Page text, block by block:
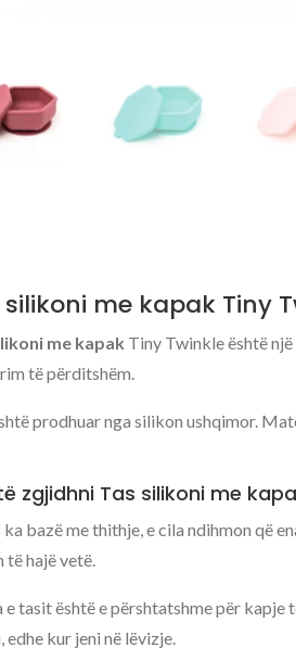
silikoni me kapak Tiny
me kapak Tiny Twinkle është
të përditshëm.
prodhuar nga silikon ushqimor.
zgjidhni Tas silikoni me
ka bazë me thithje, e cila ndihmon që
të hajë vetë.
e tasit është e përshtatshme për kapje
edhe kur jeni në lëvizje.